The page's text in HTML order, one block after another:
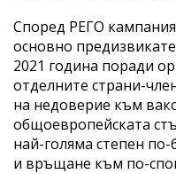
Според РЕГО
основно
2021 година поради
отделните страни-
на недоверие към
общоевропейската
най-голяма степен
и връщане към по-